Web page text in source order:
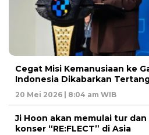
Cegat Misi Kemanusiaan ke
Indonesia Dikabarkan
20 Mei 2026 | 8:04 am WIB
Ji Hoon akan memulai tur
konser “RE:FLECT” di Asia